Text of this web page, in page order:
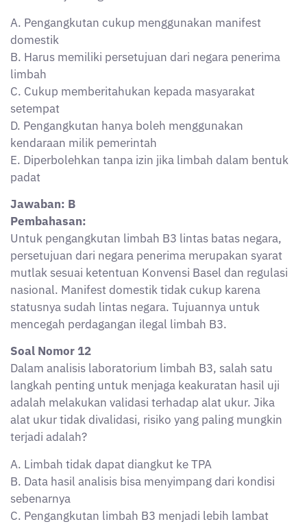
statusnya sudah lintas negara. Tujuannya untuk
mencegah perdagangan ilegal limbah B3.
Soal Nomor 12
Dalam analisis laboratorium limbah B3, salah satu
langkah penting untuk menjaga keakuratan hasil uji
adalah melakukan validasi terhadap alat ukur. Jika
alat ukur tidak divalidasi, risiko yang paling mungkin
terjadi adalah?
A. Limbah tidak dapat diangkut ke TPA
B. Data hasil analisis bisa menyimpang dari kondisi
sebenarnya
C. Pengangkutan limbah B3 menjadi lebih lambat
D. Limbah B3 otomatis berubah menjadi non-B3
E. Audit internal tidak dapat dilakukan
Jawaban: B
Pembahasan:
Validasi alat ukur penting untuk memastikan hasil
analisis akurat dan dapat dipercaya. Jika alat tidak
divalidasi, maka data yang dihasilkan berpotensi
menyimpang dari kondisi sebenarnya, yang berakibat
pada salah pengklasifikasian atau salah penanganan
limbah.
Soal Nomor 13
Dalam prosedur penyimpanan limbah B3, fasilitas
penyimpanan sementara diwajibkan memiliki ventilasi
yang memadai. Apa fungsi utama ventilasi dalam
tempat penampungan sementara limbah B3?